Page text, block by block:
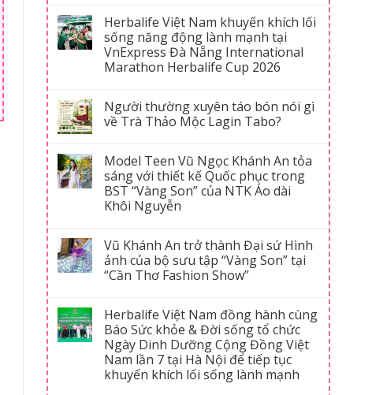
Herbalife Việt Nam khuyến khích lối
sống năng động lành mạnh tại
VnExpress Đà Nẵng International
Marathon Herbalife Cup 2026
Người thường xuyên táo bón nói gì
về Trà Thảo Mộc Lagin Tabo?
Model Teen Vũ Ngọc Khánh An tỏa
sáng với thiết kế Quốc phục trong
BST “Vàng Son” của NTK Áo dài
Khôi Nguyễn
Vũ Khánh An trở thành Đại sứ Hình
ảnh của bộ sưu tập “Vàng Son” tại
“Cần Thơ Fashion Show”
Herbalife Việt Nam đồng hành cùng
Báo Sức khỏe & Đời sống tổ chức
Ngày Dinh Dưỡng Cộng Đồng Việt
Nam lần 7 tại Hà Nội để tiếp tục
khuyến khích lối sống lành mạnh